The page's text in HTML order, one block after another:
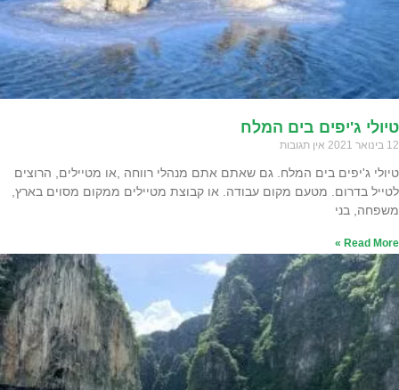
טיולי ג'יפים בים המלח
12 בינואר 2021 אין תגובות
טיולי ג'יפים בים המלח. גם שאתם אתם מנהלי רווחה ,או מטיילים, הרוצים
לטייל בדרום. מטעם מקום עבודה. או קבוצת מטיילים ממקום מסוים בארץ,
משפחה, בני
Read More »